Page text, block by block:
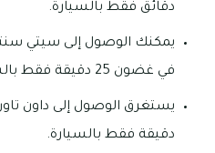
دقائق فقط بالسيارة.
في غضون 25 دقيقة فقط بالسيارة.
دقيقة فقط بالسيارة.